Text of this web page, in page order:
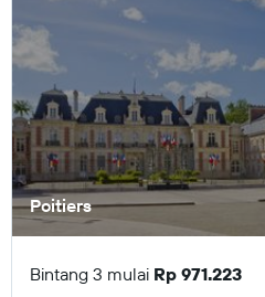
Poitiers
Bintang 3 mulai Rp 971.223